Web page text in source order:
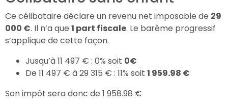
Ce célibataire déclare un revenu net imposable de 29
000 €. Il n’a que 1 part fiscale. Le barème progressif
s’applique de cette façon.
Jusqu’à 11 497 € : 0% soit 0€
De 11 497 € à 29 315 € : 11% soit 1 959.98 €
Son impôt sera donc de 1 958.98 €